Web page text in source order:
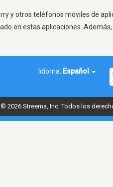
y otros teléfonos móviles de
en estas aplicaciones.
Idioma: Español
© 2026 Streema, Inc. Todos los